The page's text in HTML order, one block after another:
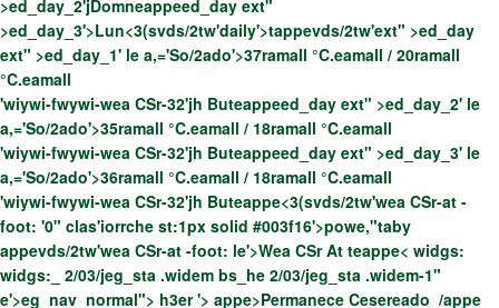
>ed_day_2'jDomneappeed_day ext"
>ed_day_3'>Lun<3(svds/2tw'daily'>tappevds/2tw'ext" >ed_day
ext" >ed_day_1' le a,='So/2ado'>37ramall °C.eamall / 20ramall
°C.eamall
'wiywi-fwywi-wea CSr-32'jh Buteappeed_day ext" >ed_day_2' le
a,='So/2ado'>35ramall °C.eamall / 18ramall °C.eamall
'wiywi-fwywi-wea CSr-32'jh Buteappeed_day ext" >ed_day_3' le
a,='So/2ado'>36ramall °C.eamall / 18ramall °C.eamall
'wiywi-fwywi-wea CSr-32'jh Buteappe<3(svds/2tw'wea CSr-at -
foot: '0" clas'iorrche st:1px solid #003f16'>powe,"taby
appevds/2tw'wea CSr-at -foot: le'>Wea CSr At teappe< widgs:
widgs:_ 2/03/jeg_sta .widem bs_he 2/03/jeg_sta .widem-1"
e'>eg_nav_normal"> h3er '> appe>Permanece Cesereado_/appe